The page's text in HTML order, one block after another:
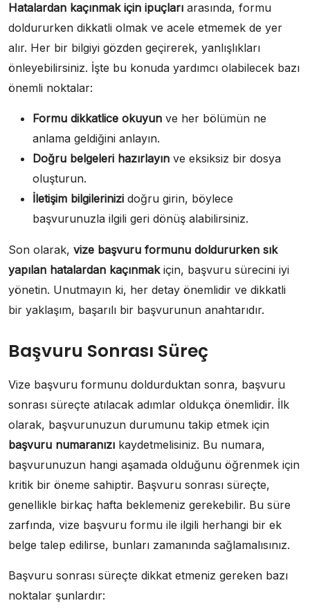
Hatalardan kaçınmak için ipuçları arasında, formu
doldururken dikkatli olmak ve acele etmemek de yer
alır. Her bir bilgiyi gözden geçirerek, yanlışlıkları
önleyebilirsiniz. İşte bu konuda yardımcı olabilecek bazı
önemli noktalar:
Formu dikkatlice okuyun ve her bölümün ne
anlama geldiğini anlayın.
Doğru belgeleri hazırlayın ve eksiksiz bir dosya
oluşturun.
İletişim bilgilerinizi doğru girin, böylece
başvurunuzla ilgili geri dönüş alabilirsiniz.
Son olarak, vize başvuru formunu doldururken sık
yapılan hatalardan kaçınmakiçin, başvuru sürecini iyi
yönetin. Unutmayın ki, her detay önemlidir ve dikkatli
bir yaklaşım, başarılı bir başvurunun anahtarıdır.
Başvuru Sonrası Süreç
Vize başvuru formunu doldurduktan sonra, başvuru
sonrası süreçte atılacak adımlar oldukça önemlidir. İlk
olarak, başvurunuzun durumunu takip etmek için
başvuru numaranızı kaydetmelisiniz. Bu numara,
başvurunuzun hangi aşamada olduğunu öğrenmek için
kritik bir öneme sahiptir. Başvuru sonrası süreçte,
genellikle birkaç hafta beklemeniz gerekebilir. Bu süre
zarfında, vize başvuru formu ile ilgili herhangi bir ek
belge talep edilirse, bunları zamanında sağlamalısınız.
Başvuru sonrası süreçte dikkat etmeniz gereken bazı
noktalar şunlardır: